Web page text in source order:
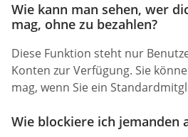
Wie kann man sehen, wer
mag, ohne zu bezahlen?
Diese Funktion steht nur
Konten zur Verfügung. Sie
mag, wenn Sie ein
Wie blockiere ich jemanden